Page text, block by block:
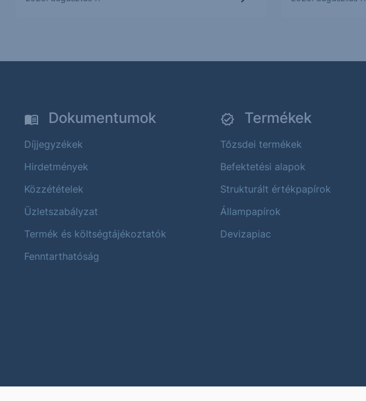
Dokumentumok
Díjjegyzékek
Hirdetmények
Közzétételek
Üzletszabályzat
Termék és költségtájékoztatók
Fenntarthatóság
Termékek
Tőzsdei termékek
Befektetési alapok
Strukturált értékpapírok
Állampapírok
Devizapiac